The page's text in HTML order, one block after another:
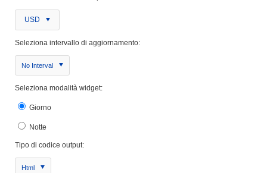
USD
Seleziona intervallo di aggiornamento:
No Interval
Seleziona modalità widget:
Giorno
Notte
Tipo di codice output:
Html